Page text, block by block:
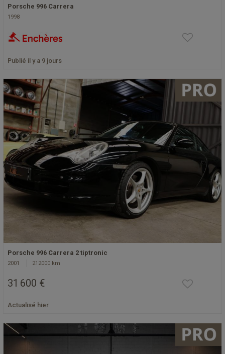
Porsche 996 Carrera
1998
Publié il y a 9 jours
Porsche 996 Carrera 2 tiptronic
2001 212000 km
31 600 €
Actualisé hier